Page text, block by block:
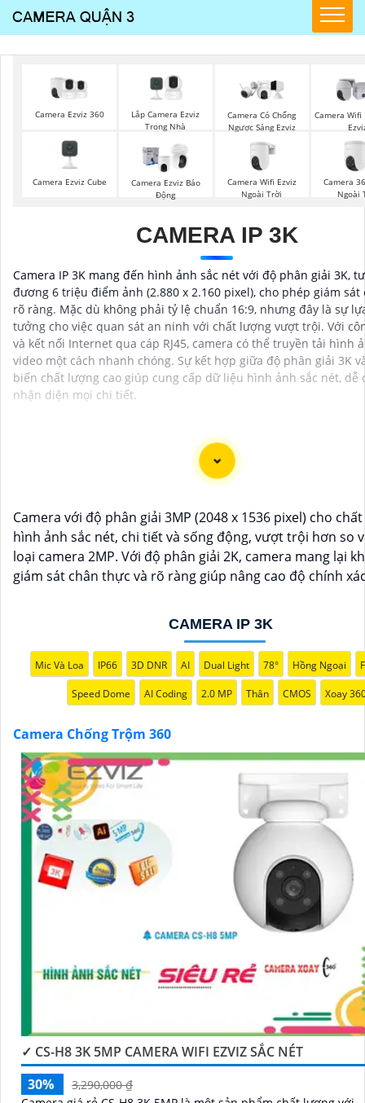
Camera Ezviz 360
Lắp Camera Ezviz
Trong Nhà
Camera Có Chống
Ngược Sáng Ezviz
Camera Wifi
Camera Ezviz Cube
Camera Ezviz Báo
Động
Camera Wifi Ezviz
Ngoài Trời
Camera
Ngoài
CAMERA IP 3K
Camera IP 3K mang đến hình ảnh sắc nét với độ phân giải 3K,
đương 6 triệu điểm ảnh (2.880 x 2.160 pixel), cho phép giám sát
rõ ràng. Mặc dù không phải tỷ lệ chuẩn 16:9, nhưng đây là sự
tưởng cho việc quan sát an ninh với chất lượng vượt trội. Với
và kết nối Internet qua cáp RJ45, camera có thể truyền tải hình
video một cách nhanh chóng. Sự kết hợp giữa độ phân giải 3K
biến chất lượng cao giúp cung cấp dữ liệu hình ảnh sắc nét, dễ
nhận diện mọi chi tiết.
Camera Chống Trộm 360 là giải pháp giám sát hiệu quả
điều chỉnh trực tiếp từ ứng dụng trên điện thoại việc
giám sát không còn bao giờ đơn giản hơn.
Ứng dụng camera wifi 360 chống trộm không chỉ dành
đình mà còn phù hợp cho văn phòng, cửa hàng với chi
Camera với độ phân giải 3MP (2048 x 1536 pixel) cho
hình ảnh sắc nét, chi tiết và sống động, vượt trội hơn so
loại camera 2MP. Với độ phân giải 2K, camera mang lại
giám sát chân thực và rõ ràng giúp nâng cao độ chính
CAMERA IP 3K
Mic Và Loa IP66 3D DNR AI Dual Light 78° Hồng Ngoại
Speed Dome AI Coding 2.0 MP Thân CMOS Xoay
Camera Chống Trộm 360
✓ CS-H8 3K 5MP CAMERA WIFI EZVIZ SẮC NÉT
30%
3,290,000 ₫